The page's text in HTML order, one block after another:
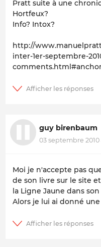
Pratt suite à une
Hortfeux?
Info? Intox?
http://
inter-1er-septembre-
guy birenbaum
03 septembre 2010
Moi je n'accepte pas
de son livre sur le site
la Ligne Jaune dans
Alors je lui ai donné